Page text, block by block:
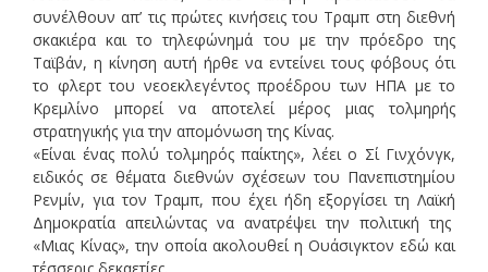
συνέλθουν απ’ τις πρώτες κινήσεις του Τραμπ στη διεθνή
σκακιέρα και το τηλεφώνημά του με την πρόεδρο της
Ταϊβάν, η κίνηση αυτή ήρθε να εντείνει τους φόβους ότι
το φλερτ του νεοεκλεγέντος προέδρου των ΗΠΑ με το
Κρεμλίνο μπορεί να αποτελεί μέρος μιας τολμηρής
στρατηγικής για την απομόνωση της Κίνας.
«Είναι ένας πολύ τολμηρός παίκτης», λέει ο Σί Γινχόνγκ,
ειδικός σε θέματα διεθνών σχέσεων του Πανεπιστημίου
Ρενμίν, για τον Τραμπ, που έχει ήδη εξοργίσει τη Λαϊκή
Δημοκρατία απειλώντας να ανατρέψει την πολιτική της
«Μιας Κίνας», την οποία ακολουθεί η Ουάσιγκτον εδώ και